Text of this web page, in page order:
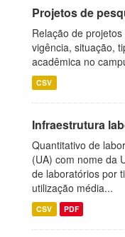
Projetos de
Relação de
vigência, situação,
acadêmica no
CSV
Infraestrutura
Quantitativo de
(UA) com nome da
de laboratórios por
utilização média...
CSV PDF